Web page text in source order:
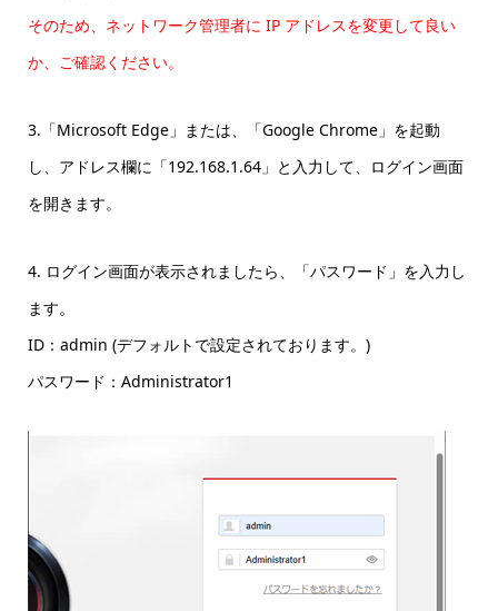
そのため、ネットワーク管理者に IP アドレスを変更して良い
か、ご確認ください。
3.「Microsoft Edge」または、「Google Chrome」を起動
し、アドレス欄に「192.168.1.64」と入力して、ログイン画面
を開きます。
4. ログイン画面が表示されましたら、「パスワード」を入力し
ます。
ID：admin (デフォルトで設定されております。)
パスワード：Administrator1